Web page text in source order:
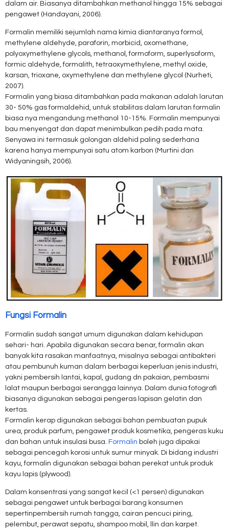
dalam air. Biasanya ditambahkan methanol hingga 15% sebagai
pengawet (Handayani, 2006).
Formalin memiliki sejumlah nama kimia diantaranya formol,
methylene aldehyde, paraforin, morbicid, oxomethane,
polyoxymethylene glycols, methanol, formoform, superlysoform,
formic aldehyde, formalith, tetraoxymethylene, methyl oxide,
karsan, trioxane, oxymethylene dan methylene glycol (Nurheti,
2007).
Formalin yang biasa ditambahkan pada makanan adalah larutan
30- 50% gas formaldehid, untuk stabilitas dalam larutan formalin
biasa nya mengandung methanol 10-15%. Formalin mempunyai
bau menyengat dan dapat menimbulkan pedih pada mata.
Senyawa ini termasuk golongan aldehid paling sederhana
karena hanya mempunyai satu atom karbon (Murtini dan
Widyaningsih, 2006).
Fungsi Formalin
Formalin sudah sangat umum digunakan dalam kehidupan
sehari- hari. Apabila digunakan secara benar, formalin akan
banyak kita rasakan manfaatnya, misalnya sebagai antibakteri
atau pembunuh kuman dalam berbagai keperluan jenis industri,
yakni pembersih lantai, kapal, gudang dn pakaian, pembasmi
lalat maupun berbagai serangga lainnya. Dalam dunia fotografi
biasanya digunakan sebagai pengeras lapisan gelatin dan
kertas.
Formalin kerap digunakan sebagai bahan pembuatan pupuk
urea, produk parfum, pengawet produk kosmetika, pengeras kuku
dan bahan untuk insulasi busa. Formalin boleh juga dipakai
sebagai pencegah korosi untuk sumur minyak. Di bidang industri
kayu, formalin digunakan sebagai bahan perekat untuk produk
kayu lapis (plywood).
Dalam konsentrasi yang sangat kecil (<1 persen) digunakan
sebagai pengawet untuk berbagai barang konsumen
sepertinpembersih rumah tangga, cairan pencuci piring,
pelembut, perawat sepatu, shampoo mobil, llin dan karpet.